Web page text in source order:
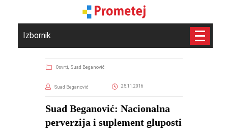
Izbornik
Osvrti, Suad Beganović
Suad Beganović 25.11.2016
Suad Beganović: Nacionalna
perverzija i suplement gluposti